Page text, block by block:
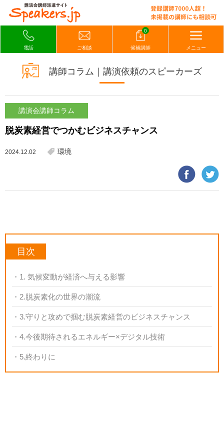
電話 ご相談
0
候補講師 メニュー
講師コラム｜講演依頼のスピーカーズ
講演会講師コラム
脱炭素経営でつかむビジネスチャンス
2024.12.02 環境
目次
1. 気候変動が経済へ与える影響
2.脱炭素化の世界の潮流
3.守りと攻めで掴む脱炭素経営のビジネスチャンス
4.今後期待されるエネルギー×デジタル技術
5.終わりに